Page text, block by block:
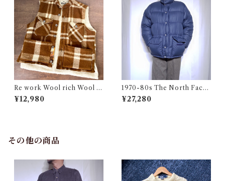
Re work Wool rich Wool B
oa Vest / リワーク ウールリ
ッチ ウール ボア ベスト 古着
¥12,980
1970-80s The North Face
Down Jacket Talon Navy /
茶タグ ノースフェイス ダウン
¥27,280
その他の商品